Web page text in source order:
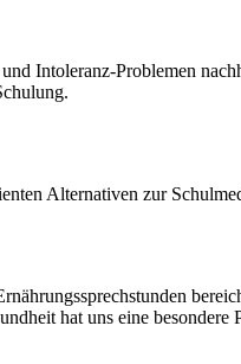
Intoleranz-Problemen
Alternativen zur
hat uns eine besondere